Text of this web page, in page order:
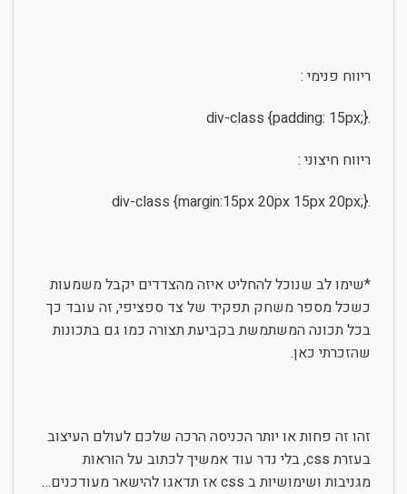
ריווח פנימי :
.div-class {padding: 15px;}
ריווח חיצוני :
.div-class {margin:15px 20px 15px 20px;}
*שימו לב שנוכל להחליט איזה מהצדדים יקבל משמעות
כשכל מספר משחק תפקיד של צד ספציפי, זה עובד כך
בכל תכונה המשתמשת בקביעת תצורה כמו גם בתכונות
שהזכרתי כאן.
זהו זה פחות או יותר הכניסה הרכה שלכם לעולם העיצוב
בעזרת css, בלי נדר עוד אמשיך לכתוב על הוראות
מגניבות ושימושיות ב css אז תדאגו להישאר מעודכנים…